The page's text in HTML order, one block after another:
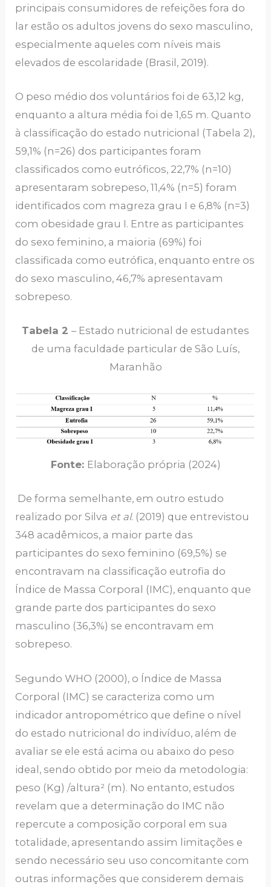
principais consumidores de refeições fora do
lar estão os adultos jovens do sexo masculino,
especialmente aqueles com níveis mais
elevados de escolaridade (Brasil, 2019).
O peso médio dos voluntários foi de 63,12 kg,
enquanto a altura média foi de 1,65 m. Quanto
à classificação do estado nutricional (Tabela 2),
59,1% (n=26) dos participantes foram
classificados como eutróficos, 22,7% (n=10)
apresentaram sobrepeso, 11,4% (n=5) foram
identificados com magreza grau I e 6,8% (n=3)
com obesidade grau I. Entre as participantes
do sexo feminino, a maioria (69%) foi
classificada como eutrófica, enquanto entre os
do sexo masculino, 46,7% apresentavam
sobrepeso.
Tabela 2 – Estado nutricional de estudantes
de uma faculdade particular de São Luís,
Maranhão
Fonte: Elaboração própria (2024)
De forma semelhante, em outro estudo
realizado por Silva et al. (2019) que entrevistou
348 acadêmicos, a maior parte das
participantes do sexo feminino (69,5%) se
encontravam na classificação eutrofia do
Índice de Massa Corporal (IMC), enquanto que
grande parte dos participantes do sexo
masculino (36,3%) se encontravam em
sobrepeso.
Segundo WHO (2000), o Índice de Massa
Corporal (IMC) se caracteriza como um
indicador antropométrico que define o nível
do estado nutricional do indivíduo, além de
avaliar se ele está acima ou abaixo do peso
ideal, sendo obtido por meio da metodologia:
peso (Kg) /altura² (m). No entanto, estudos
revelam que a determinação do IMC não
repercute a composição corporal em sua
totalidade, apresentando assim limitações e
sendo necessário seu uso concomitante com
outras informações que considerem demais